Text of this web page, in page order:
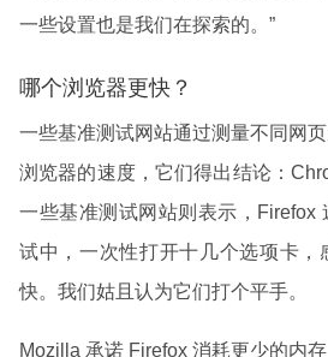
一些设置也是我们在探索的。”
哪个浏览器更快？
一些基准测试网站通过测量不同网
浏览器的速度，它们得出结论：
一些基准测试网站则表示，Firefox
试中，一次性打开十几个选项卡，
快。我们姑且认为它们打个平手。
Mozilla 承诺 Firefox 消耗更少的内